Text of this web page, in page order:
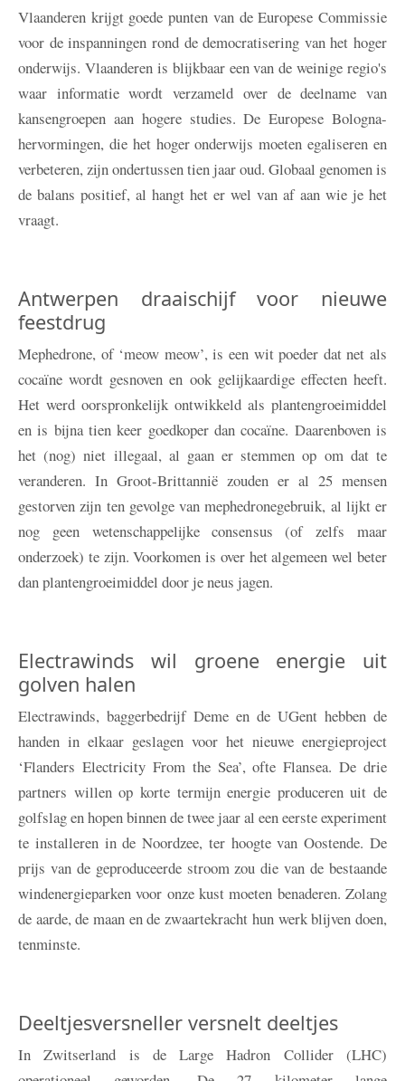
Vlaanderen krijgt goede punten van de Europese Commissie
voor de inspanningen rond de democratisering van het hoger
onderwijs. Vlaanderen is blijkbaar een van de weinige regio's
waar informatie wordt verzameld over de deelname van
kansengroepen aan hogere studies. De Europese Bologna-
hervormingen, die het hoger onderwijs moeten egaliseren en
verbeteren, zijn ondertussen tien jaar oud. Globaal genomen is
de balans positief, al hangt het er wel van af aan wie je het
vraagt.
Antwerpen draaischijf voor nieuwe
feestdrug
Mephedrone, of ‘meow meow’, is een wit poeder dat net als
cocaïne wordt gesnoven en ook gelijkaardige effecten heeft.
Het werd oorspronkelijk ontwikkeld als plantengroeimiddel
en is bijna tien keer goedkoper dan cocaïne. Daarenboven is
het (nog) niet illegaal, al gaan er stemmen op om dat te
veranderen. In Groot-Brittannië zouden er al 25 mensen
gestorven zijn ten gevolge van mephedronegebruik, al lijkt er
nog geen wetenschappelijke consensus (of zelfs maar
onderzoek) te zijn. Voorkomen is over het algemeen wel beter
dan plantengroeimiddel door je neus jagen.
Electrawinds wil groene energie uit
golven halen
Electrawinds, baggerbedrijf Deme en de UGent hebben de
handen in elkaar geslagen voor het nieuwe energieproject
‘Flanders Electricity From the Sea’, ofte Flansea. De drie
partners willen op korte termijn energie produceren uit de
golfslag en hopen binnen de twee jaar al een eerste experiment
te installeren in de Noordzee, ter hoogte van Oostende. De
prijs van de geproduceerde stroom zou die van de bestaande
windenergieparken voor onze kust moeten benaderen. Zolang
de aarde, de maan en de zwaartekracht hun werk blijven doen,
tenminste.
Deeltjesversneller versnelt deeltjes
In Zwitserland is de Large Hadron Collider (LHC)